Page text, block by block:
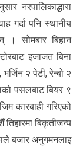
नरपालिकाद्धारा
पनि स्थानीय
। सोमबार बिहान
इजाजत बिना
२ पेटी, रेन्बो २
पसलबाट बियर ९
कारबाही गरिएको
बिकृतीजन्य
बजार अनुगमनलाइ